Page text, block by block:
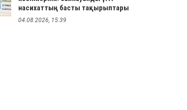
насихаттың басты тақырыптары
04.08.2026, 15:39